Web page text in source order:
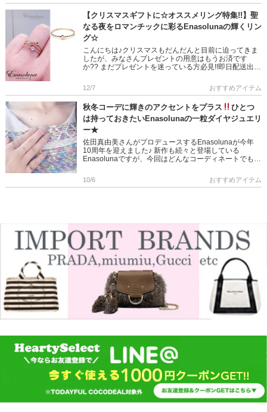
【クリスマスギフトに☆オススメリング特集!!】聖
なる夜をロマンチックに彩るEnasolunaの輝くリン
グ☆
こんにちは♪クリスマスもだんだんと目前に迫ってきま
したが、みなさんプレゼントの用意はもうお済です
か?? まだプレゼントを迷っている方必見!!即日配送出来
介しま […]
12/7 おすすめアイテム
秋冬コーデに輝きのアクセントをプラス
ひとつ
は持っておきたいEnasolunaの一粒ダイヤジュエリ
ー★
佐田真由美さんがプロデュースするEnasolunaが今年
10周年を迎えました♪ 新作も続々と登場している
Enasolunaですが、今回はどんなコーディネートでもひ
モンドジ […]
10/6 おすすめアイテム